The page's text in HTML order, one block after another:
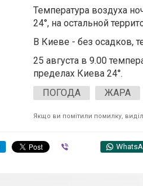
Температура воздуха
24°, на остальной
В Киеве - без осадков,
25 августа в 9.00
пределах Киева 24°.
ПОГОДА
ЖАРА
Якщо ви помітили помилку,